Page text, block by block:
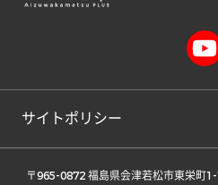
サイトポリシー
〒965-0872 福島県会津若松市東栄町